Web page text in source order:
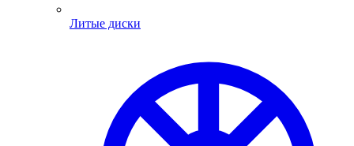
Литые диски